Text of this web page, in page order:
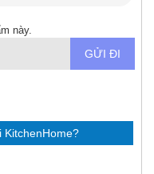
này.
KitchenHome?